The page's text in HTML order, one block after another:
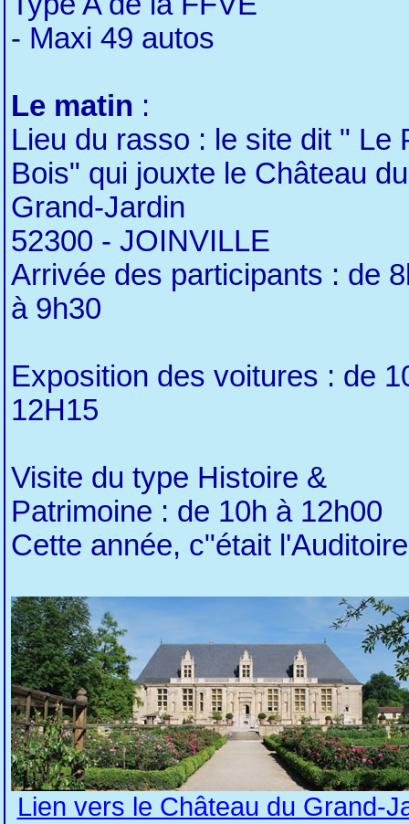
- Maxi 49 autos
Le matin :
Lieu du rasso : le site dit " Le
Bois" qui jouxte le Château du
Grand-Jardin
52300 - JOINVILLE
Arrivée des participants : de
à 9h30
Exposition des voitures : de
12H15
Visite du type Histoire &
Patrimoine : de 10h à 12h00
Cette année, c"était
Lien vers le Château du Grand-